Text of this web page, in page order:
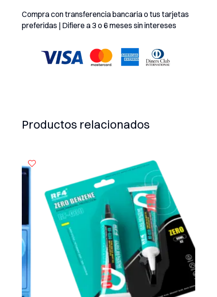
Compra con transferencia bancaria o tus tarjetas
preferidas | Difiere a 3 o 6 meses sin intereses
Productos relacionados